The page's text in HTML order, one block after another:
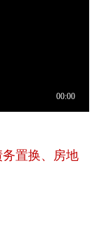
置换、房地